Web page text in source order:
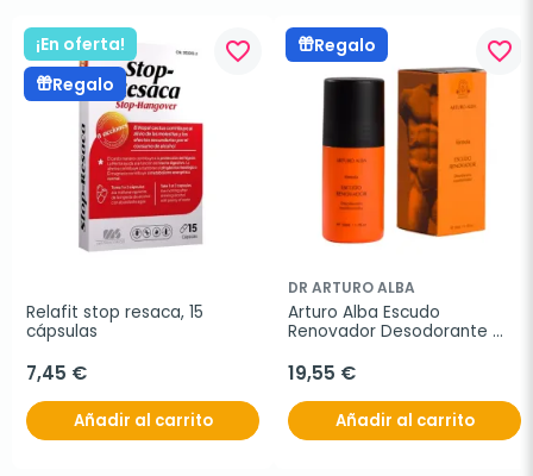
¡En oferta!
Regalo
favorite_border
Relafit stop resaca, 15
cápsulas
7,45 €
Añadir al carrito
Regalo favorite_border
DR ARTURO ALBA
Arturo Alba Escudo
Renovador Desodorante
19,55 €
Añadir al carrito